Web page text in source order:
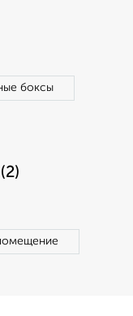
боксы